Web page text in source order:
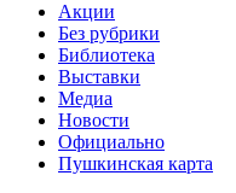
Акции
Без рубрики
Библиотека
Выставки
Медиа
Новости
Официально
Пушкинская карта